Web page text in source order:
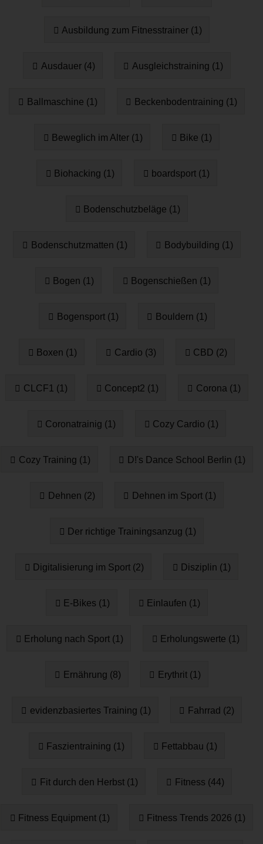
Ausbildung zum Fitnesstrainer (1)
Ausdauer (4) Ausgleichstraining (1)
Ballmaschine (1) Beckenbodentraining (1)
Beweglich im Alter (1) Bike (1)
Biohacking (1) boardsport (1)
Bodenschutzbeläge (1)
Bodenschutzmatten (1) Bodybuilding (1)
Bogen (1) Bogenschießen (1)
Bogensport (1) Bouldern (1)
Boxen (1) Cardio (3) CBD (2)
CLCF1 (1) Concept2 (1) Corona (1)
Coronatrainig (1) Cozy Cardio (1)
Cozy Training (1) D!'s Dance School Berlin (1)
Dehnen (2) Dehnen im Sport (1)
Der richtige Trainingsanzug (1)
Digitalisierung im Sport (2) Disziplin (1)
E-Bikes (1) Einlaufen (1)
Erholung nach Sport (1) Erholungswerte (1)
Ernährung (8) Erythrit (1)
evidenzbasiertes Training (1) Fahrrad (2)
Faszientraining (1) Fettabbau (1)
Fit durch den Herbst (1) Fitness (44)
Fitness Equipment (1) Fitness Trends 2026 (1)